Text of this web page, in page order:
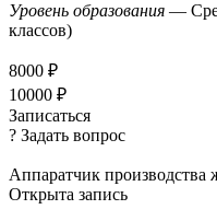
Уровень образования —
классов)
8000 ₽
10000 ₽
Записаться
? Задать вопрос
Аппаратчик производства
Открыта запись